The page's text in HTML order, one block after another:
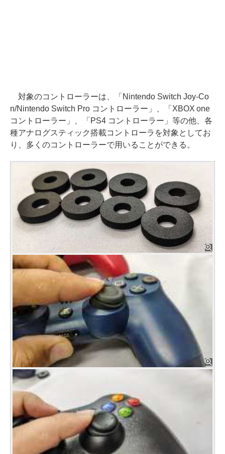
対象のコントローラーは、「Nintendo Switch Joy-Co
n/Nintendo Switch Pro コントローラー」、「XBOX one
コントローラー」、「PS4 コントローラー」等の他、各
種アナログスティック搭載コントローラを対象としてお
り、多くのコントローラーで用いることができる。